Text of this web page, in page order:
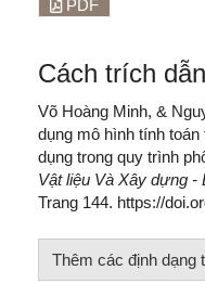
PDF
Cách trích dẫn
Võ Hoàng Minh, &
dụng mô hình tính
dụng trong quy trình
Vật liệu Và Xây dựng -
Trang 144. https://
Thêm các định dạng